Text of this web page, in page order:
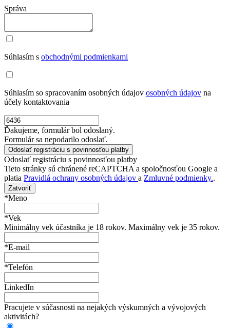
Správa
Súhlasím s obchodnými podmienkami
Súhlasím so spracovaním osobných údajov osobných údajov na
účely kontaktovania
Ďakujeme, formulár bol odoslaný.
Formulár sa nepodarilo odoslať.
Odoslať registráciu s povinnosťou platby
Tieto stránky sú chránené reCAPTCHA a spoločnosťou Google a
platia Pravidlá ochrany osobných údajov a Zmluvné podmienky..
Zatvoriť
*Meno
*Vek
Minimálny vek účastníka je 18 rokov. Maximálny vek je 35 rokov.
*E-mail
*Telefón
LinkedIn
Pracujete v súčasnosti na nejakých výskumných a vývojových
aktivitách?